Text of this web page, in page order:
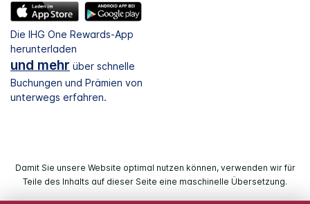
Die IHG One Rewards-App
herunterladen
und mehr über schnelle
Buchungen und Prämien von
unterwegs erfahren.
Damit Sie unsere Website optimal nutzen können, verwenden wir für
Teile des Inhalts auf dieser Seite eine maschinelle Übersetzung.